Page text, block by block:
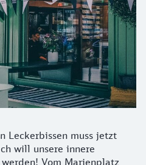
Leckerbissen muss jetzt
will unsere innere
Vom Marienplatz